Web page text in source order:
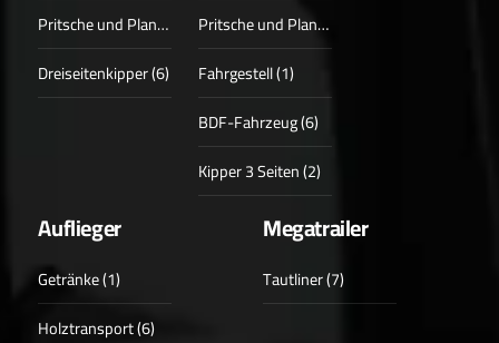
Pritsche und Plane (3)
Dreiseitenkipper (6)
Pritsche und Plane (1)
Fahrgestell (1)
BDF-Fahrzeug (6)
Kipper 3 Seiten (2)
Auflieger
Getränke (1)
Holztransport (6)
Megatrailer
Tautliner (7)